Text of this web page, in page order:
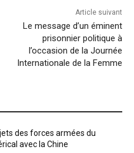
Article suivant
Le message d’un éminent
prisonnier politique à
l’occasion de la Journée
Internationale de la Femme
des forces armées du
avec la Chine